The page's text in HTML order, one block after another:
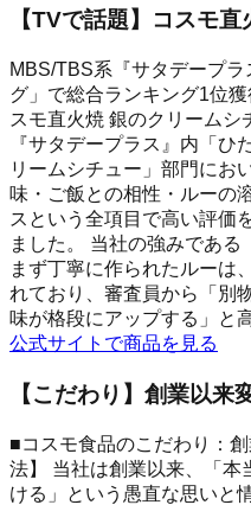
【TVで話題】コスモ
MBS/TBS系『サタデープ
グ」で総合ランキング1位
スモ直火焼 銀のクリーム
『サタデープラス』内「ひ
リームシチュー」部門にお
味・ご飯との相性・ルーの
スという全項目で高い評価
ました。 当社の強みであ
まず丁寧に作られたルーは
れており、審査員から「別
味が格段にアップする」と
公式サイトで商品を見る
【こだわり】創業以来
■コスモ食品のこだわり：
法】 当社は創業以来、「本
ける」という愚直な思いと